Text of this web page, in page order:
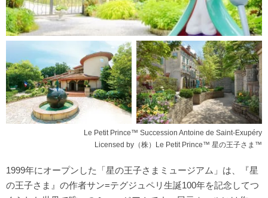
Le Petit Prince™ Succession Antoine de Saint-Exupéry
Licensed by（株）Le Petit Prince™ 星の王子さま™
1999年にオープンした「星の王子さまミュージアム」は、『星
の王子さま』の作者サン=テグジュペリ生誕100年を記念してつ